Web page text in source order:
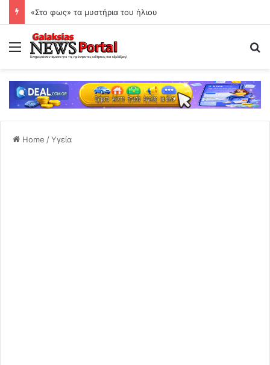
«Στο φως» τα μυστήρια του ήλιου
Menu
Home /Υγεία